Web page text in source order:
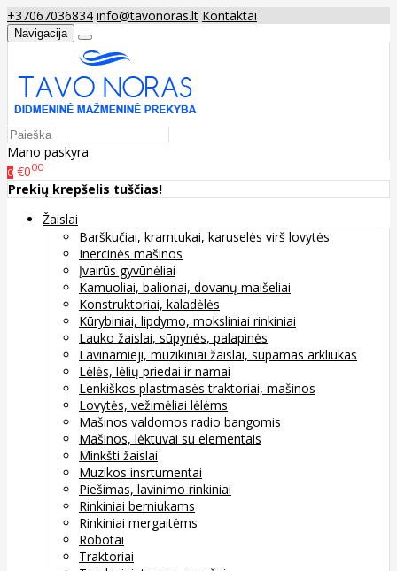
+37067036834 info@tavonoras.lt Kontaktai
Navigacija
Mano paskyra
0 €000
Prekių krepšelis tuščias!
Žaislai
Barškučiai, kramtukai, karuselės virš lovytės
Inercinės mašinos
Įvairūs gyvūnėliai
Kamuoliai, balionai, dovanų maišeliai
Konstruktoriai, kaladėlės
Kūrybiniai, lipdymo, moksliniai rinkiniai
Lauko žaislai, sūpynės, palapinės
Lavinamieji, muzikiniai žaislai, supamas arkliukas
Lėlės, lėlių priedai ir namai
Lenkiškos plastmasės traktoriai, mašinos
Lovytės, vežimėliai lėlėms
Mašinos valdomos radio bangomis
Mašinos, lėktuvai su elementais
Minkšti žaislai
Muzikos insrtumentai
Piešimas, lavinimo rinkiniai
Rinkiniai berniukams
Rinkiniai mergaitėms
Robotai
Traktoriai